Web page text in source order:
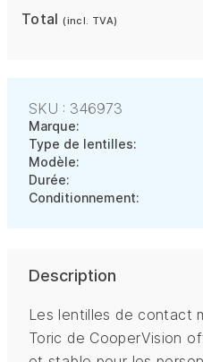
Total(incl. TVA)
SKU : 346973
Marque:
Type de lentilles:
Modèle:
Durée:
Conditionnement:
Description
Les lentilles de contact
Toric de CooperVision